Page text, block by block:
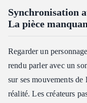
Synchronisation
La pièce
Regarder un
rendu parler avec un
sur ses mouvements
réalité. Les créateurs